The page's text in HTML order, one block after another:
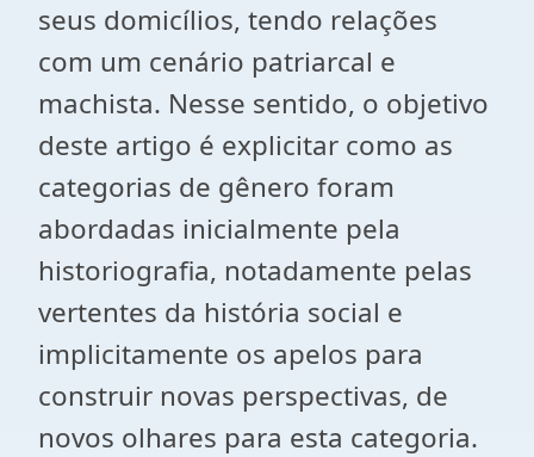
seus domicílios, tendo relações
com um cenário patriarcal e
machista. Nesse sentido, o objetivo
deste artigo é explicitar como as
categorias de gênero foram
abordadas inicialmente pela
historiografia, notadamente pelas
vertentes da história social e
implicitamente os apelos para
construir novas perspectivas, de
novos olhares para esta categoria.